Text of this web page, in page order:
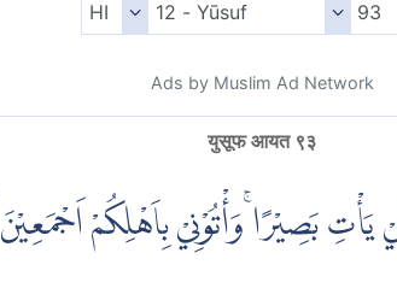
Ads by Muslim Ad Network
युसूफ आयत ९३
بَصِيْرًا ۚوَأْتُوْنِيْ بِاَهْلِكُمْ اَجْمَعِيْنَ